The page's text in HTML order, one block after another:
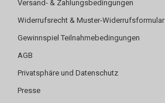
Versand- & Zahlungsbedingungen
Widerrufsrecht & Muster-Widerrufsformular
Gewinnspiel Teilnahmebedingungen
AGB
Privatsphäre und Datenschutz
Presse